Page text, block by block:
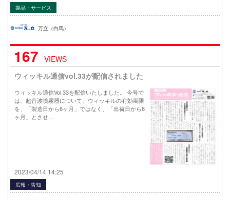
製品・サービス
万立（白馬）
167 VIEWS
ウィッキル通信vol.33が配信されました
ウィッキル通信Vol.33を配信いたしました。 今号で
は、超音波噴霧器について、ウィッキルの有効期限
を、「製造日から6ヶ月」ではなく、「出荷日から6
ヶ月」とさせ…
2023/04/14 14:25
広報・告知